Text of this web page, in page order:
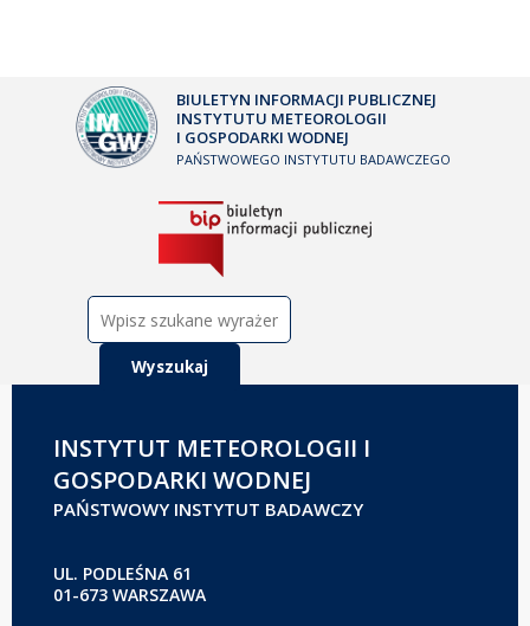
BIULETYN INFORMACJI PUBLICZNEJ
INSTYTUTU METEOROLOGII
I GOSPODARKI WODNEJ
PAŃSTWOWEGO INSTYTUTU BADAWCZEGO
INSTYTUT METEOROLOGII I
GOSPODARKI WODNEJ
PAŃSTWOWY INSTYTUT BADAWCZY
UL. PODLEŚNA 61
01-673 WARSZAWA